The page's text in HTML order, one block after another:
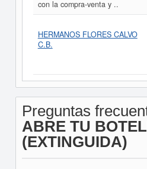
con la compra-venta y ..
HERMANOS FLORES CALVO
C.B.
Preguntas
ABRE TU
(EXTINGUIDA)